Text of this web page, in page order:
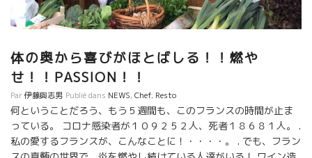
愛い女性になっていた。 ワイン造りの方は、夢追い人らしく絶対
に妥協しないイキ切ったワイン造りを続けている。 現代醸造学の
ているフィリップ。 ワインがどんな状態になろうとも、全く心配
していない。 ５、６年とワインが佳くなるまで樽で熟成してい
る。 フィリップはい云う 『健全な畑仕事で作った葡萄を、自然に
健全に造ったものは必ず最後には戻てくるし勝利する。ワインが
道中で悪者と闘っているんだ！でも最後には必ず正義が勝つんだ
よ！』 これはフィリップの信念だ。 フィリップのような人がいる
から、色んなことが解るようになった。 醸造学でやってはいけな
体の奥から喜びがほとばしる！！燃や
せ！！PASSION！！
Par伊藤與志男 Publié dans NEWS,Chef, Resto
何ということだろう、もう５週間も、このフランスの時間が止ま
っている。 コロナ感染者が１０９２５２人、死者１８６８１人。 .
私の愛するフランスが、こんなことに！・・・・。 . でも、フラン